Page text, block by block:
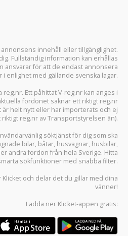
innehåll eller tillgänglighet.
Fullständig information kan erhållas
ansvarar för att de endast annonsera
enlighet med gällande svenska lagar.
reg.nr. Ett påhittat V-reg.nr kan anges i
fordonet saknar ett riktigt reg.nr
helt nytt eller har importerats och ej
reg.nr av Transportstyrelsen än).
söktjänst för dig som ska
bilar, båtar, husvagnar, husbilar,
andra fordon från hela Sverige. Hitta
sökfunktioner med snabba filter.
Klicket och delar det du gillar med dina
vänner!
Ladda ner Klicket-appen gratis: